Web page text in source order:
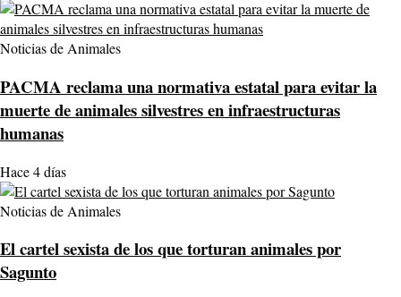
Noticias de Animales
PACMA reclama una normativa estatal para evitar la
muerte de animales silvestres en infraestructuras
humanas
Hace 4 días
Noticias de Animales
El cartel sexista de los que torturan animales por
Sagunto